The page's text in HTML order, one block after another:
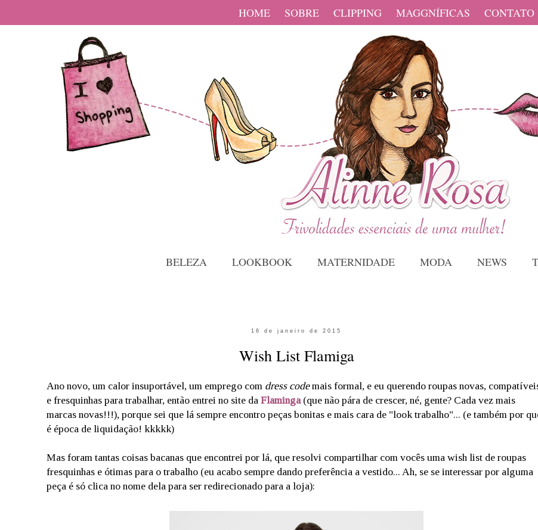
BELEZA LOOKBOOK MATERNIDADE MODA NEWS
16 de janeiro de 2015
Wish List Flamiga
Ano novo, um calor insuportável, um emprego com dress codemais formal, e eu querendo roupas novas,
e fresquinhas para trabalhar, então entrei no site da Flaminga (que não pára de crescer, né, gente? Cada vez mais
marcas novas!!!), porque sei que lá sempre encontro peças bonitas e mais cara de "look trabalho"... (e também por
é época de liquidação! kkkkk)
Mas foram tantas coisas bacanas que encontrei por lá, que resolvi compartilhar com vocês uma wish list de roupas
fresquinhas e ótimas para o trabalho (eu acabo sempre dando preferência a vestido... Ah, se se interessar por alguma
peça é só clica no nome dela para ser redirecionado para a loja):
HOME SOBRE CLIPPING MAGGNÍFICAS CONTATO